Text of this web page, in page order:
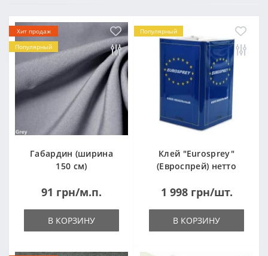
Хит продаж
Популярный
Габардин (ширина
150 см)
91 грн/м.п.
В КОРЗИНУ
Популярный
Клей "Eurosprey"
(Евроспрей) нетто
1 998 грн/шт.
В КОРЗИНУ